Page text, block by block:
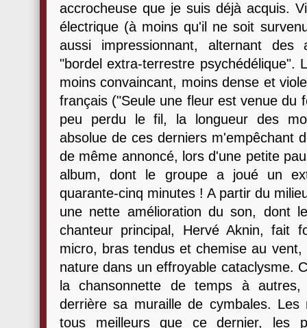
accrocheuse que je suis déjà acquis.
électrique (à moins qu'il ne soit
aussi impressionnant, alternant des
"bordel extra-terrestre psychédélique".
moins convaincant, moins dense et
français ("Seule une fleur est venue du
peu perdu le fil, la longueur des
absolue de ces derniers m'empêchant
de même annoncé, lors d'une petite
album, dont le groupe a joué un
quarante-cinq minutes ! A partir du
une nette amélioration du son, dont
chanteur principal, Hervé Aknin, fait
micro, bras tendus et chemise au
nature dans un effroyable cataclysme.
la chansonnette de temps à
derrière sa muraille de cymbales.
tous meilleurs que ce dernier, les